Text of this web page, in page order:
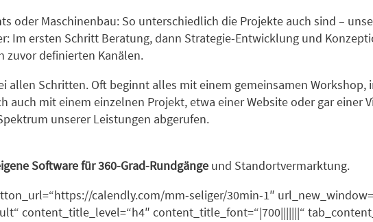
oder Maschinenbau: So unterschiedlich die Projekte auch sind –
Im ersten Schritt Beratung, dann Strategie-Entwicklung und
zuvor definierten Kanälen.
allen Schritten. Oft beginnt alles mit einem gemeinsamen Workshop,
auch mit einem einzelnen Projekt, etwa einer Website oder gar einer
unserer Leistungen abgerufen.
Software für 360-Grad-Rundgänge und Standortvermarktung.
calendly.com/mm-seliger/30min-1″
content_title_level=“h4″ content_title_font=“|700|||||||“